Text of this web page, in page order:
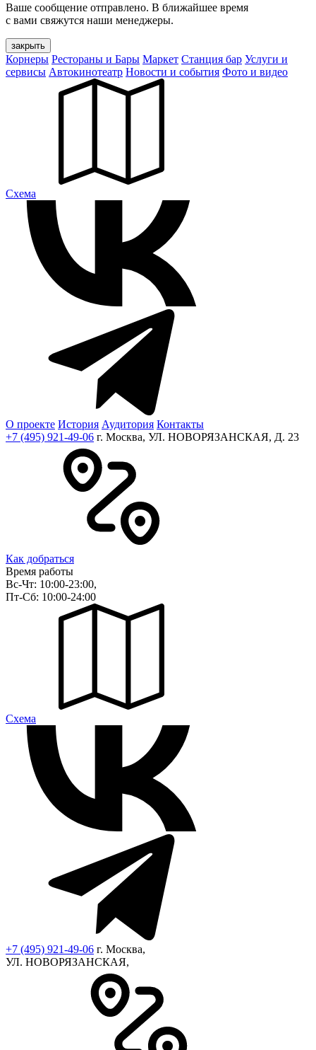
Ваше сообщение отправлено. В ближайшее время
с вами свяжутся наши менеджеры.
закрыть
Корнеры Рестораны и Бары Маркет Станция бар Услуги и
сервисы Автокинотеатр Новости и события Фото и видео
Cхема
О проекте История Аудитория Контакты
+7 (495) 921-49-06 г. Москва, УЛ. НОВОРЯЗАНСКАЯ, Д. 23
Как добраться
Время работы
Вс-Чт: 10:00-23:00,
Пт-Сб: 10:00-24:00
Cхема
+7 (495) 921-49-06 г. Москва,
УЛ. НОВОРЯЗАНСКАЯ,